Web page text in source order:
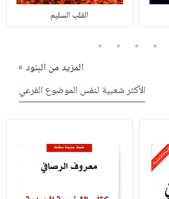
القلب السليم
2
3
4
5
المزيد من البنود »
الأكثر شعبية لنفس الموضوع الفرعي